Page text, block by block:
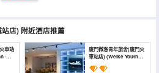
店) 附近酒店推薦
車站
廈門微客青年旅舍(廈門火
車站店) (Weike Youth
Station))